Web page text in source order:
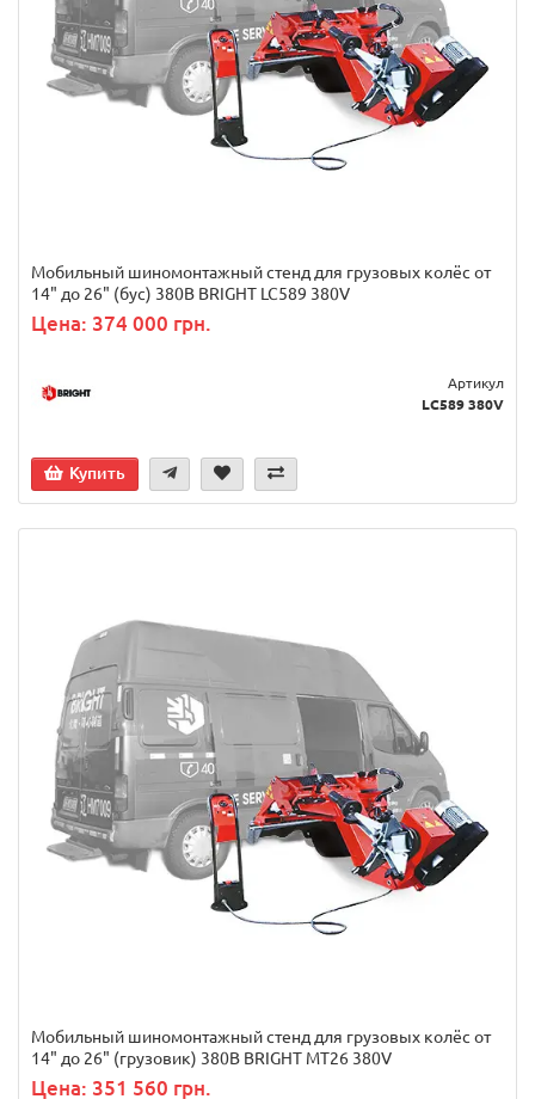
Мобильный шиномонтажный стенд для грузовых колёс от
14" до 26" (бус) 380В BRIGHT LC589 380V
Цена: 374 000 грн.
Артикул
LC589 380V
Купить
Мобильный шиномонтажный стенд для грузовых колёс от
14" до 26" (грузовик) 380В BRIGHT MT26 380V
Цена: 351 560 грн.